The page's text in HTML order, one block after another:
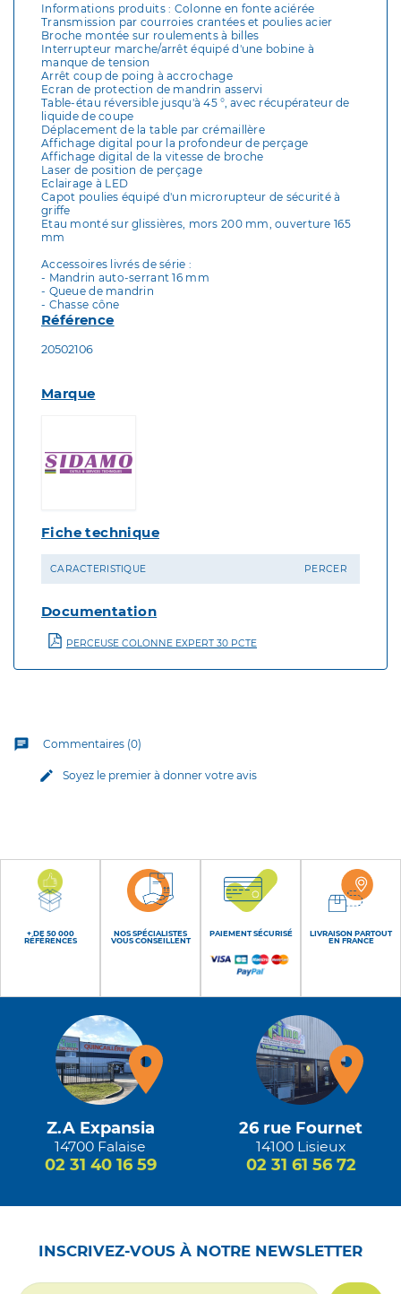
Informations produits : Colonne en fonte aciérée
Transmission par courroies crantées et poulies acier
Broche montée sur roulements à billes
Interrupteur marche/arrêt équipé d'une bobine à
manque de tension
Arrêt coup de poing à accrochage
Ecran de protection de mandrin asservi
Table-étau réversible jusqu'à 45 °, avec récupérateur de
liquide de coupe
Déplacement de la table par crémaillère
Affichage digital pour la profondeur de perçage
Affichage digital de la vitesse de broche
Laser de position de perçage
Eclairage à LED
Capot poulies équipé d'un microrupteur de sécurité à
griffe
Etau monté sur glissières, mors 200 mm, ouverture 165
mm
Accessoires livrés de série :
- Mandrin auto-serrant 16 mm
- Queue de mandrin
- Chasse cône
Référence
20502106
Marque
Fiche technique
CARACTERISTIQUE PERCER
Documentation
PERCEUSE COLONNE EXPERT 30 PCTE
chat Commentaires (0)
edit Soyez le premier à donner votre avis
+ DE 50 000
RÉFÉRENCES
NOS SPÉCIALISTES
VOUS CONSEILLENT
PAIEMENT SÉCURISÉ
LIVRAISON PARTOUT
EN FRANCE
Z.A Expansia
14700 Falaise
02 31 40 16 59
26 rue Fournet
14100 Lisieux
02 31 61 56 72
INSCRIVEZ-VOUS À NOTRE NEWSLETTER